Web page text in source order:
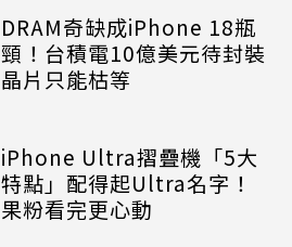
DRAM奇缺成iPhone 18瓶
頸！台積電10億美元待封裝
晶片只能枯等
iPhone Ultra摺疊機「5大
特點」配得起Ultra名字！
果粉看完更心動